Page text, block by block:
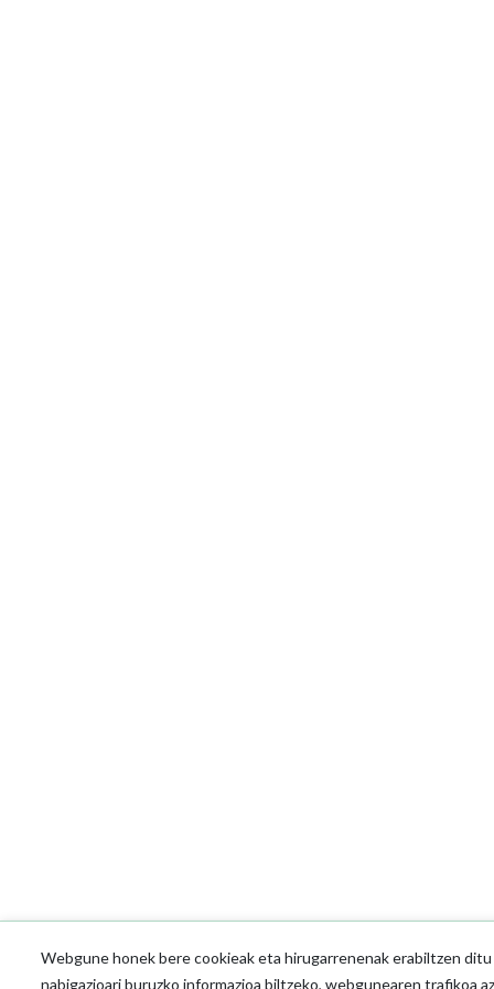
Webgune honek bere cookieak eta hirugarrenenak erabiltzen
nabigazioari buruzko informazioa biltzeko, webgunearen trafikoa